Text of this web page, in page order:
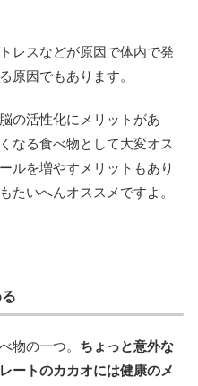
レスなどが原因で体内で発
原因でもあります。
の活性化にメリットがあ
なる食べ物として大変オス
ルを増やすメリットもあり
たいへんオススメですよ。
る
物の一つ。 ちょっと意外な
ートのカカオには健康のメ